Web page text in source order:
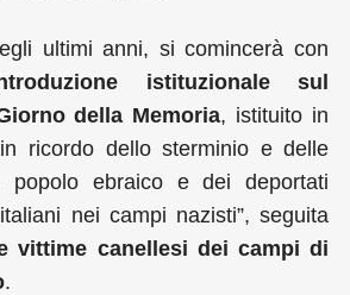
ultimi anni, si comincerà con
istituzionale sul
della Memoria, istituito in
ricordo dello sterminio e delle
popolo ebraico e dei deportati
nei campi nazisti”, seguita
vittime canellesi dei campi di
.